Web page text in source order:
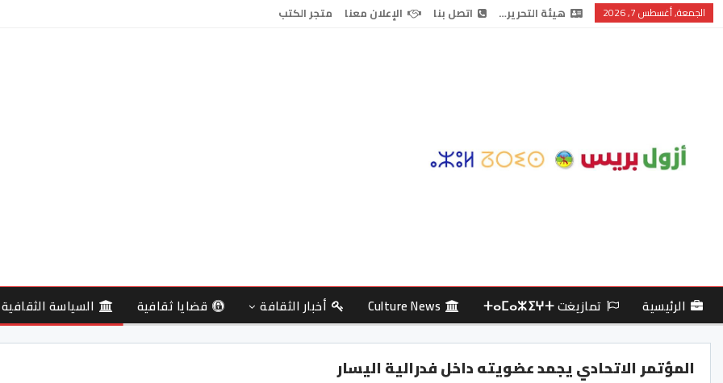
الجمعة, أغسطس 7, 2026 هيئة التحرير… اتصل بنا الإعلان معنا متجر الكتب
الرئيسية تمازيغت ⵜⴰⵎⴰⵣⵉⵖⵜ Culture News أخبار الثقافة قضايا ثقافية السياسة الثقافية
المؤتمر الاتحادي يجمد عضويته داخل فدرالية اليسار